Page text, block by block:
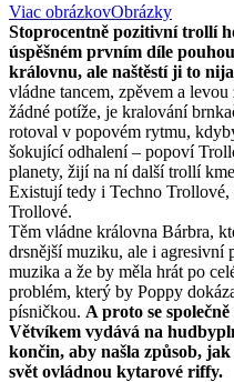
Viac obrázkovObrázky
Stoprocentně pozitivní trollí
úspěšném prvním díle
královnu, ale naštěstí ji to
vládne tancem, zpěvem a
žádné potíže, je kralování
rotoval v popovém rytmu,
šokující odhalení – popoví
planety, žijí na ní další trollí
Existují tedy i Techno
Trollové.
Těm vládne královna Bárbra,
drsnější muziku, ale i agresivní
muzika a že by měla hrát po
problém, který by Poppy
písničkou. A proto se
Větvíkem vydává na
končin, aby našla způsob,
svět ovládnou kytarové riffy.